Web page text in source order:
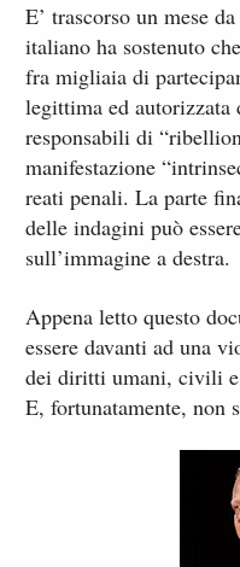
E’ trascorso un mese
italiano ha sostenuto
fra migliaia di
legittima ed autorizzata
responsabili di
manifestazione
reati penali. La parte
delle indagini può
sull’immagine a destra.
Appena letto questo
essere davanti ad una
dei diritti umani, civili
E, fortunatamente, non